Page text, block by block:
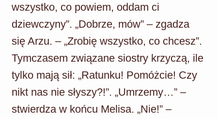
wszystko, co powiem, oddam ci
dziewczyny”. „Dobrze, mów” – zgadza
się Arzu. – „Zrobię wszystko, co chcesz”.
Tymczasem związane siostry krzyczą, ile
tylko mają sił: „Ratunku! Pomóżcie! Czy
nikt nas nie słyszy?!”. „Umrzemy…” –
stwierdza w końcu Melisa. „Nie!” –